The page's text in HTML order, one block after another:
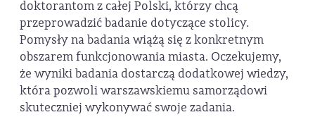
doktorantom z całej Polski, którzy chcą
przeprowadzić badanie dotyczące stolicy.
Pomysły na badania wiążą się z konkretnym
obszarem funkcjonowania miasta. Oczekujemy,
że wyniki badania dostarczą dodatkowej wiedzy,
która pozwoli warszawskiemu samorządowi
skuteczniej wykonywać swoje zadania.